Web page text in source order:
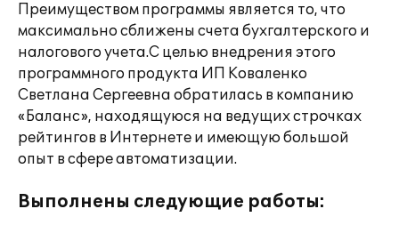
Преимуществом программы является то, что
максимально сближены счета бухгалтерского и
налогового учета.С целью внедрения этого
программного продукта ИП Коваленко
Светлана Сергеевна обратилась в компанию
«Баланс», находящуюся на ведущих строчках
рейтингов в Интернете и имеющую большой
опыт в сфере автоматизации.
Выполнены следующие работы: